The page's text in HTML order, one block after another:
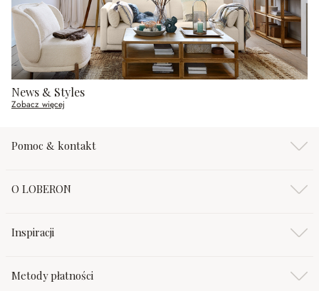
News & Styles
Zobacz więcej
Pomoc & kontakt
O LOBERON
Inspiracji
Metody płatności